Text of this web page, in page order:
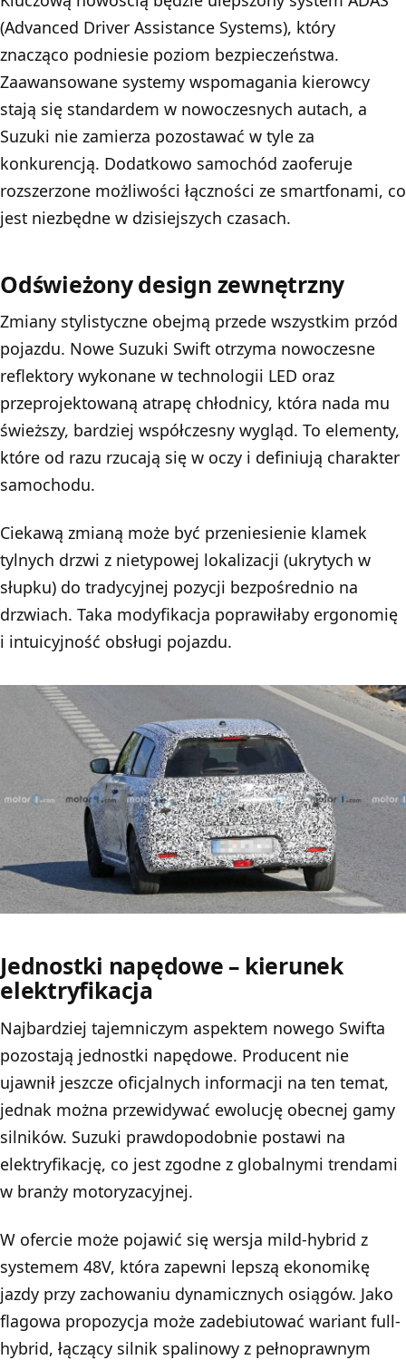
(Advanced Driver Assistance Systems), który
znacząco podniesie poziom bezpieczeństwa.
Zaawansowane systemy wspomagania kierowcy
stają się standardem w nowoczesnych autach, a
Suzuki nie zamierza pozostawać w tyle za
konkurencją. Dodatkowo samochód zaoferuje
rozszerzone możliwości łączności ze smartfonami, co
jest niezbędne w dzisiejszych czasach.
Odświeżony design zewnętrzny
Zmiany stylistyczne obejmą przede wszystkim przód
pojazdu. Nowe Suzuki Swift otrzyma nowoczesne
reflektory wykonane w technologii LED oraz
przeprojektowaną atrapę chłodnicy, która nada mu
świeższy, bardziej współczesny wygląd. To elementy,
które od razu rzucają się w oczy i definiują charakter
samochodu.
Ciekawą zmianą może być przeniesienie klamek
tylnych drzwi z nietypowej lokalizacji (ukrytych w
słupku) do tradycyjnej pozycji bezpośrednio na
drzwiach. Taka modyfikacja poprawiłaby ergonomię
i intuicyjność obsługi pojazdu.
Jednostki napędowe – kierunek
elektryfikacja
Najbardziej tajemniczym aspektem nowego Swifta
pozostają jednostki napędowe. Producent nie
ujawnił jeszcze oficjalnych informacji na ten temat,
jednak można przewidywać ewolucję obecnej gamy
silników. Suzuki prawdopodobnie postawi na
elektryfikację, co jest zgodne z globalnymi trendami
w branży motoryzacyjnej.
W ofercie może pojawić się wersja mild-hybrid z
systemem 48V, która zapewni lepszą ekonomikę
jazdy przy zachowaniu dynamicznych osiągów. Jako
flagowa propozycja może zadebiutować wariant full-
hybrid, łączący silnik spalinowy z pełnoprawnym